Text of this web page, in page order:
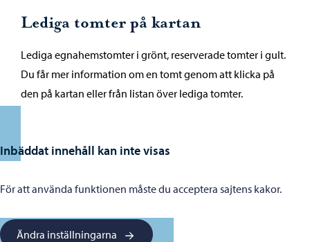
Lediga tomter på kartan
Lediga egnahemstomter i grönt, reserverade tomter i gult.
Du får mer information om en tomt genom att klicka på
den på kartan eller från listan över lediga tomter.
Inbäddat innehåll kan inte visas
För att använda funktionen måste du acceptera sajtens kakor.
Ändra inställningarna